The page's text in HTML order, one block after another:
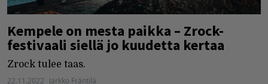
Kempele on mesta paikka – Zrock-
festivaali siellä jo kuudetta kertaa
Zrock tulee taas.
22.11.2022 Jarkko Fräntilä